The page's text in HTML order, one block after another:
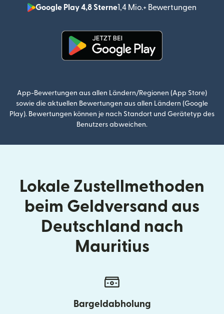
Google Play 4,8 Sterne1,4 Mio.+ Bewertungen
App-Bewertungen aus allen Ländern/Regionen (App Store)
sowie die aktuellen Bewertungen aus allen Ländern (Google
Play). Bewertungen können je nach Standort und Gerätetyp des
Benutzers abweichen.
Lokale Zustellmethoden
beim Geldversand aus
Deutschland nach
Mauritius
Bargeldabholung